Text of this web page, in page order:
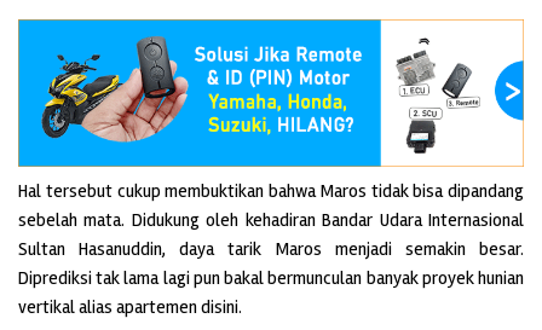
Hal tersebut cukup membuktikan bahwa Maros tidak bisa dipandang
sebelah mata. Didukung oleh kehadiran Bandar Udara Internasional
Sultan Hasanuddin, daya tarik Maros menjadi semakin besar.
Diprediksi tak lama lagi pun bakal bermunculan banyak proyek hunian
vertikal alias apartemen disini.